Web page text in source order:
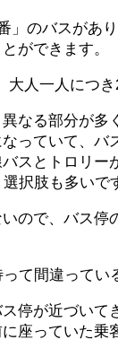
」のバスがあ
ができます。
人一人につき
なる部分が多
っていて、バ
スとトロリ
択肢も多い
ので、バス
て間違って
停が近づい
座っていた